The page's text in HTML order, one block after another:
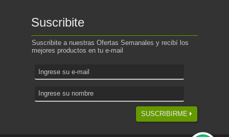
Suscribite
Suscribite a nuestras Ofertas Semanales y recibí los
mejores productos en tu e-mail
SUSCRIBIRME